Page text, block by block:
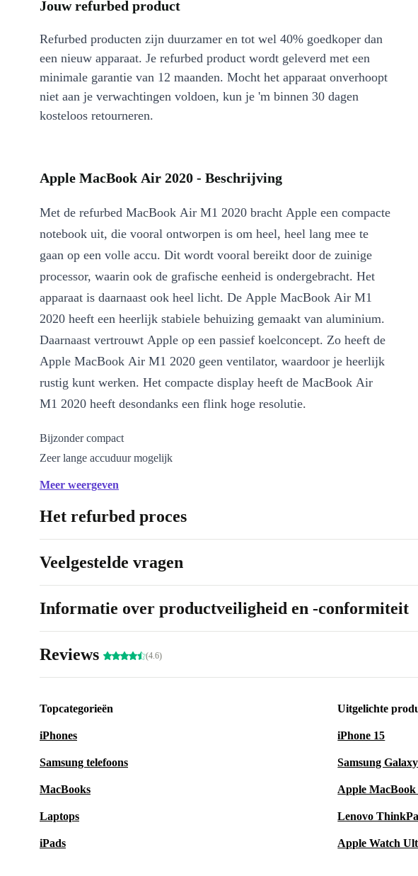
DE (QWERTZ)
SE (QWERTY)
UK (QWERTY)
CZ (QWERTZ)
RU (JCUKEN)
AR (QWERTY)
Jouw refurbed product
Refurbed producten zijn duurzamer en tot wel 40% goedkoper dan
een nieuw apparaat. Je refurbed product wordt geleverd met een
minimale garantie van 12 maanden. Mocht het apparaat onverhoopt
niet aan je verwachtingen voldoen, kun je 'm binnen 30 dagen
kosteloos retourneren.
Apple MacBook Air 2020 - Beschrijving
Met de refurbed MacBook Air M1 2020 bracht Apple een compacte
notebook uit, die vooral ontworpen is om heel, heel lang mee te
gaan op een volle accu. Dit wordt vooral bereikt door de zuinige
processor, waarin ook de grafische eenheid is ondergebracht. Het
apparaat is daarnaast ook heel licht. De Apple MacBook Air M1
2020 heeft een heerlijk stabiele behuizing gemaakt van aluminium.
Daarnaast vertrouwt Apple op een passief koelconcept. Zo heeft de
Apple MacBook Air M1 2020 geen ventilator, waardoor je heerlijk
rustig kunt werken. Het compacte display heeft de MacBook Air
M1 2020 heeft desondanks een flink hoge resolutie.
Bijzonder compact
Zeer lange accuduur mogelijk
Meer weergeven
Het refurbed proces
Veelgestelde vragen
Informatie over productveiligheid en -conformiteit
Reviews (4.6)
Topcategorieën
iPhones
Samsung telefoons
MacBooks
Laptops
iPads
Uitgelichte
iPhone 15
Samsung
Apple
Lenovo
Apple Watch